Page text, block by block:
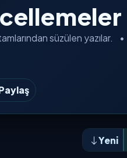
süzülen yazılar.
•
Yeni